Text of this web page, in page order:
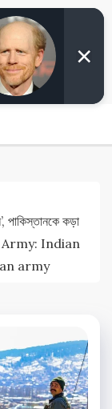
কড়া
Army: Indian
army